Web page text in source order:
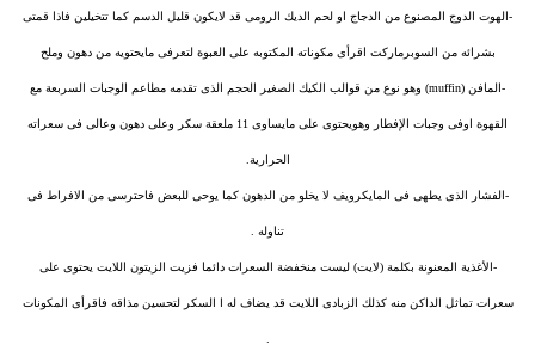
-الهوت الدوج المصنوع من الدجاج او لحم الديك الرومى قد لايكون قليل الدسم كما تتخيلين فاذا قمتى
بشرائه من السوبرماركت اقرأى مكوناته المكتوبه على العبوة لتعرفى مايحتويه من دهون وملح
-المافن (muffin) وهو نوع من قوالب الكيك الصغير الحجم الذى تقدمه مطاعم الوجبات السربعة مع
القهوة اوفى وجبات الإفطار وهويحتوى على مايساوى 11 ملعقة سكر وعلى دهون وعالى فى سعراته
الحرارية.
-الفشار الذى يطهى فى المايكرويف لا يخلو من الدهون كما يوحى للبعض فاحترسى من الافراط فى
تناوله .
-الأغذية المعنونة بكلمة (لايت) ليست منخفضة السعرات دائما فزيت الزيتون اللايت يحتوى على
سعرات تماثل الداكن منه كذلك الزبادى اللايت قد يضاف له ا السكر لتحسين مذاقه فاقرأى المكونات